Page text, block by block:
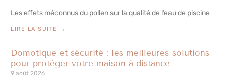
Les effets méconnus du pollen sur la qualité de l’eau de piscine
LIRE LA SUITE →
Domotique et sécurité : les meilleures solutions
pour protéger votre maison à distance
9 août 2026